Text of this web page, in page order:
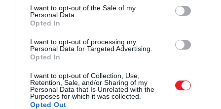
consent section.
I want to opt-out of the Sale of my
Personal Data.
Opted In
I want to opt-out of processing my
Personal Data for Targeted Advertising.
Opted In
I want to opt-out of Collection, Use,
Retention, Sale, and/or Sharing of my
Personal Data that Is Unrelated with the
Purposes for which it was collected.
Opted Out